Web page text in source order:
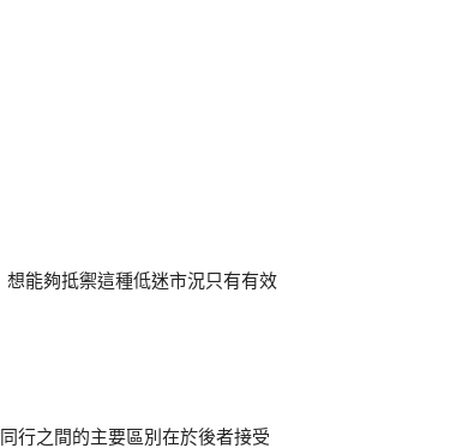
能夠抵禦這種低迷市況只有有效
行之間的主要區別在於後者接受